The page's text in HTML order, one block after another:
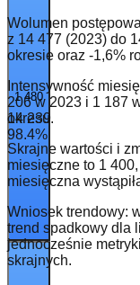
1 480
14 239
98.4%
Wolumen
z 14 477 (2023) do
okresie oraz -1,6%
Intensywność
206 w 2023 i 1 187
okresu.
Skrajne wartości i
miesięczne to 1
miesięczna
Wniosek trendowy:
trend spadkowy dla
jednocześnie
skrajnych.